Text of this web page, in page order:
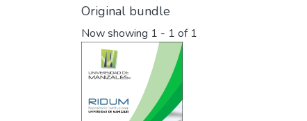
Original bundle
Now showing 1 - 1 of 1